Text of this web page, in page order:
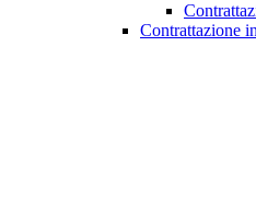
Contrattazione